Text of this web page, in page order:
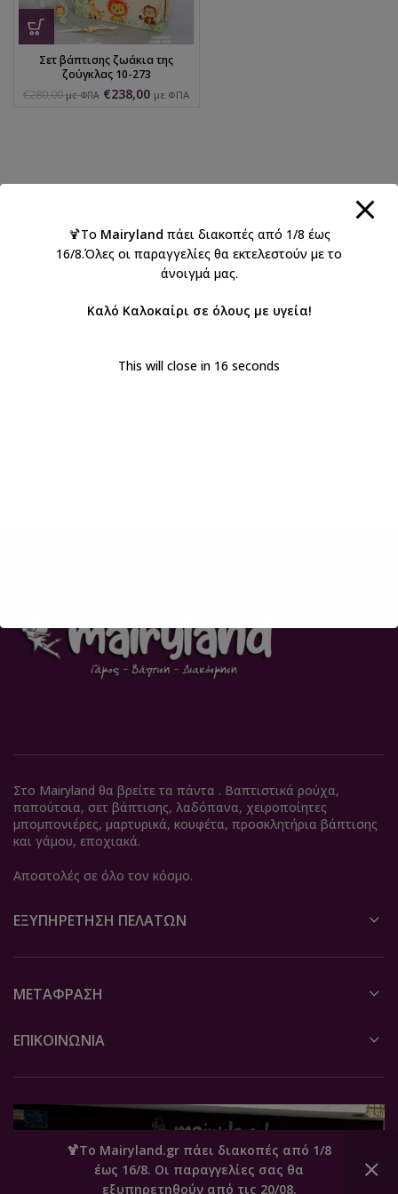
🍹Το Mairyland.gr πάει διακοπές από 1/8
έως 16/8. Οι παραγγελίες σας θα
εξυπηρετηθούν από τις 20/08.
Σετ βάπτισης ζωάκια της
ζούγκλας 10-273
€280,00 με ΦΠΑ €238,00 με ΦΠΑ
Στο Mairyland θα βρείτε τα πάντα . Βαπτιστικά ρούχα,
παπούτσια, σετ βάπτισης, λαδόπανα, χειροποίητες
μπομπονιέρες, μαρτυρικά, κουφέτα, προσκλητήρια βάπτισης
και γάμου, εποχιακά.
Αποστολές σε όλο τον κόσμο.
ΕΞΥΠΗΡΈΤΗΣΗ ΠΕΛΑΤΏΝ
ΜΕΤΆΦΡΑΣΗ
ΕΠΙΚΟΙΝΩΝΙΑ
0
🍹Το Mairyland πάει διακοπές από 1/8 έως
16/8.Όλες οι παραγγελίες θα εκτελεστούν με το
άνοιγμά μας.
Καλό Καλοκαίρι σε όλους με υγεία!
This will close in 15 seconds